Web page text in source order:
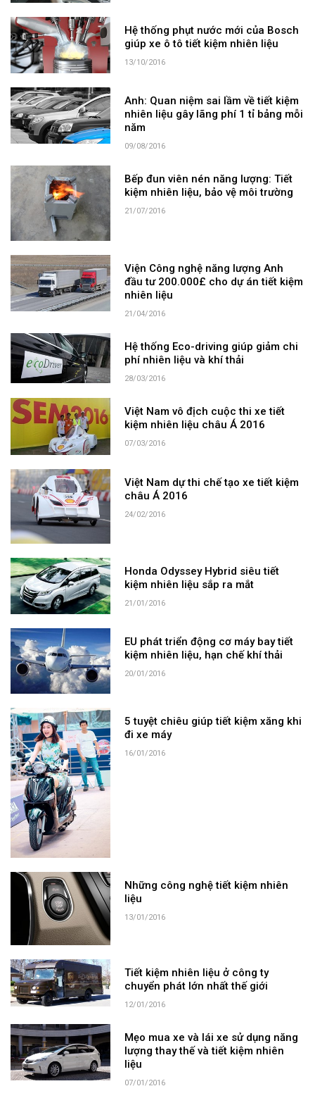
Hệ thống phụt nước mới của Bosch
giúp xe ô tô tiết kiệm nhiên liệu
13/10/2016
Anh: Quan niệm sai lầm về tiết kiệm
nhiên liệu gây lãng phí 1 tỉ bảng mỗi
năm
09/08/2016
Bếp đun viên nén năng lượng: Tiết
kiệm nhiên liệu, bảo vệ môi trường
21/07/2016
Viện Công nghệ năng lượng Anh
đầu tư 200.000£ cho dự án tiết kiệm
nhiên liệu
21/04/2016
Hệ thống Eco-driving giúp giảm chi
phí nhiên liệu và khí thải
28/03/2016
Việt Nam vô địch cuộc thi xe tiết
kiệm nhiên liệu châu Á 2016
07/03/2016
Việt Nam dự thi chế tạo xe tiết kiệm
châu Á 2016
24/02/2016
Honda Odyssey Hybrid siêu tiết
kiệm nhiên liệu sắp ra mắt
21/01/2016
EU phát triển động cơ máy bay tiết
kiệm nhiên liệu, hạn chế khí thải
20/01/2016
5 tuyệt chiêu giúp tiết kiệm xăng khi
đi xe máy
16/01/2016
Những công nghệ tiết kiệm nhiên
liệu
13/01/2016
Tiết kiệm nhiên liệu ở công ty
chuyển phát lớn nhất thế giới
12/01/2016
Mẹo mua xe và lái xe sử dụng năng
lượng thay thế và tiết kiệm nhiên
liệu
07/01/2016